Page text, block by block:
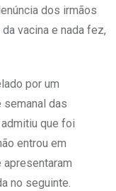
dos irmãos
vacina e nada fez,
por um
semanal das
que foi
entrou em
no seguinte.